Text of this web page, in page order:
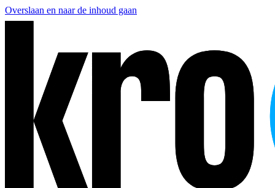
Overslaan en naar de inhoud gaan